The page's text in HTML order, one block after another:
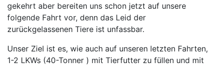
gekehrt aber bereiten uns schon jetzt auf unsere
folgende Fahrt vor, denn das Leid der
zurückgelassenen Tiere ist unfassbar.
Unser Ziel ist es, wie auch auf unseren letzten Fahrten,
1-2 LKWs (40-Tonner ) mit Tierfutter zu füllen und mit